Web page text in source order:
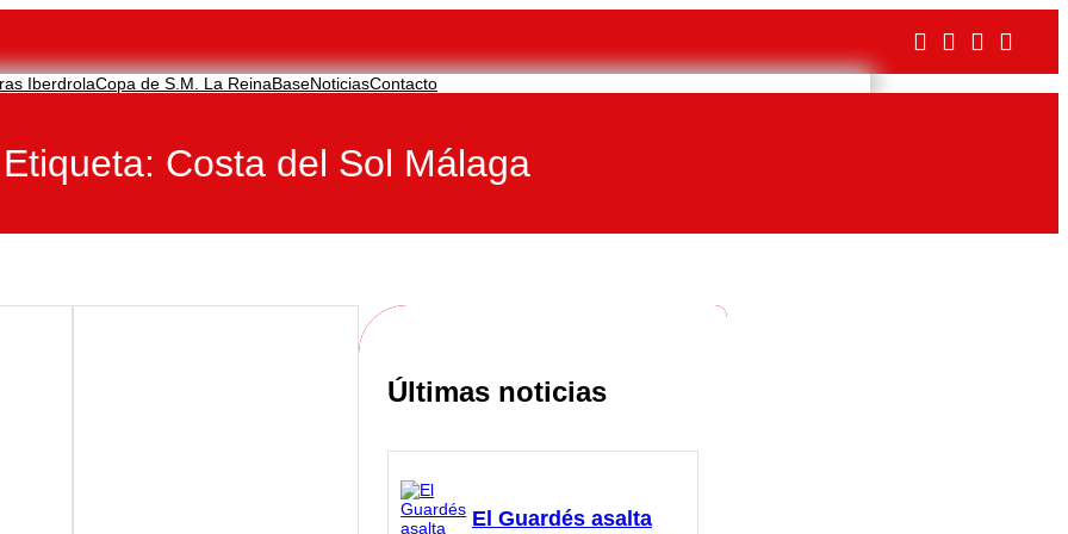
IberdrolaCopa de S.M. La ReinaBaseNoticiasContacto
Etiqueta: Costa del Sol Málaga
Últimas noticias
El Guardés asalta